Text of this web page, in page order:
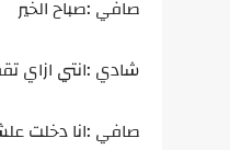
صافي :صباح الخير
شادي :انتي ازاي
صافي :انا دخلت